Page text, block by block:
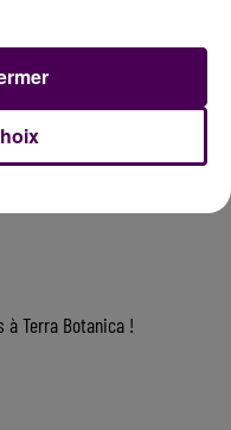
à Terra Botanica !